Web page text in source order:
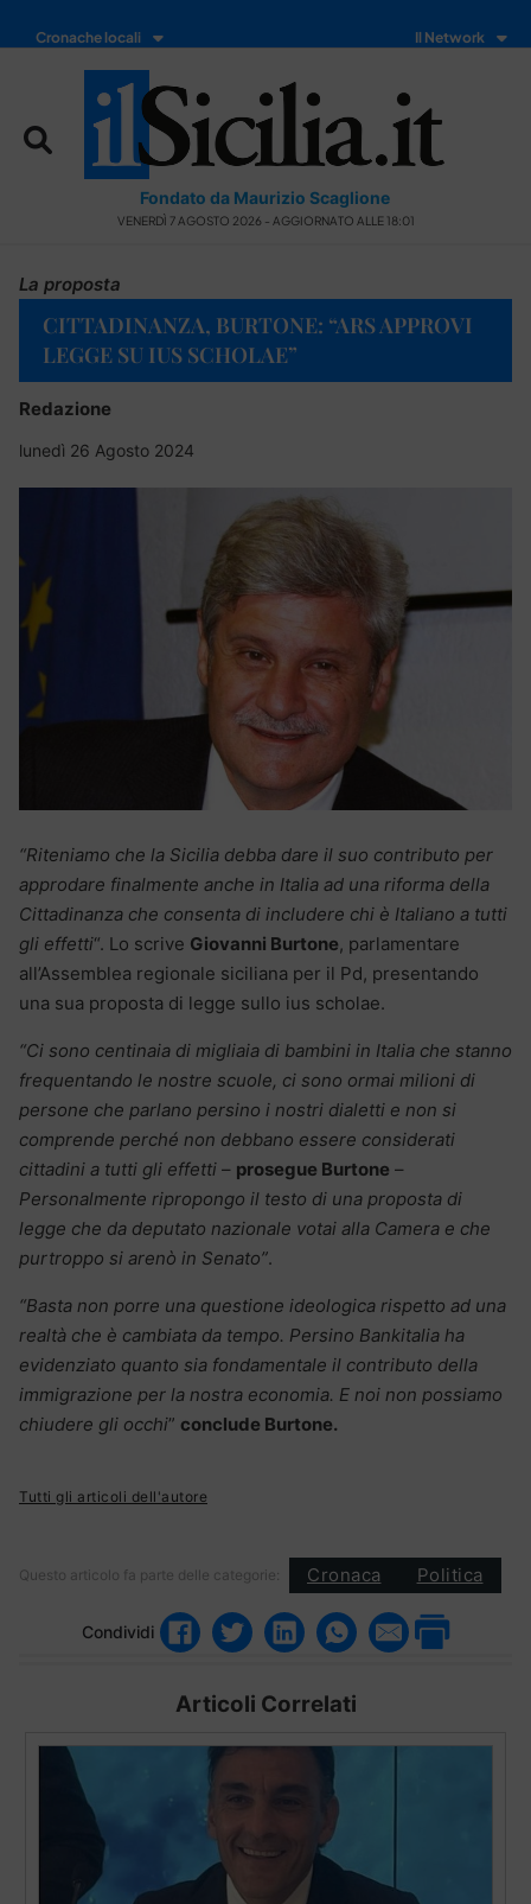
Cronache locali Il Network
Fondato da Maurizio Scaglione
VENERDÌ 7 AGOSTO 2026 - AGGIORNATO ALLE 18:01
La proposta
CITTADINANZA, BURTONE: “ARS APPROVI
LEGGE SU IUS SCHOLAE”
Redazione
lunedì 26 Agosto 2024
“Riteniamo che la Sicilia debba dare il suo contributo per
approdare finalmente anche in Italia ad una riforma della
Cittadinanza che consenta di includere chi è Italiano a tutti
gli effetti“. Lo scrive Giovanni Burtone, parlamentare
all’Assemblea regionale siciliana per il Pd, presentando
una sua proposta di legge sullo ius scholae.
“Ci sono centinaia di migliaia di bambini in Italia che stanno
frequentando le nostre scuole, ci sono ormai milioni di
persone che parlano persino i nostri dialetti e non si
comprende perché non debbano essere considerati
cittadini a tutti gli effetti – prosegue Burtone –
Personalmente ripropongo il testo di una proposta di
legge che da deputato nazionale votai alla Camera e che
purtroppo si arenò in Senato”.
“Basta non porre una questione ideologica rispetto ad una
realtà che è cambiata da tempo. Persino Bankitalia ha
evidenziato quanto sia fondamentale il contributo della
immigrazione per la nostra economia. E noi non possiamo
chiudere gli occhi” conclude Burtone.
Tutti gli articoli dell'autore
Questo articolo fa parte delle categorie: Cronaca Politica
Condividi
Articoli Correlati